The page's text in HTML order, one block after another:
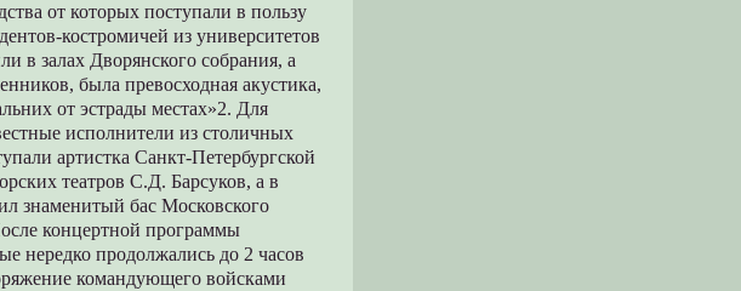
от которых поступали в пользу
костромичей из университетов
в залах Дворянского собрания, а
была превосходная акустика,
от эстрады местах»2. Для
исполнители из столичных
артистка Санкт-Петербургской
театров С.Д. Барсуков, а в
знаменитый бас Московского
концертной программы
нередко продолжались до 2 часов
командующего войсками